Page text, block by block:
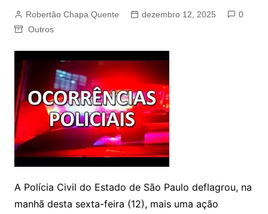
Robertão Chapa Quente dezembro 12, 2025
0
Outros
A Polícia Civil do Estado de São Paulo deflagrou, na
manhã desta sexta-feira (12), mais uma ação